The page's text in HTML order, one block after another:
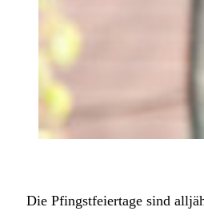
Die Pfingstfeiertage sind